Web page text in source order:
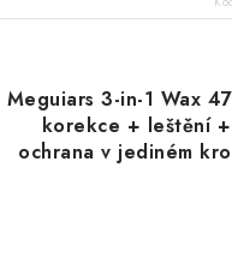
Meguiars 3-in-1 Wax
korekce + leštění +
ochrana v jediném